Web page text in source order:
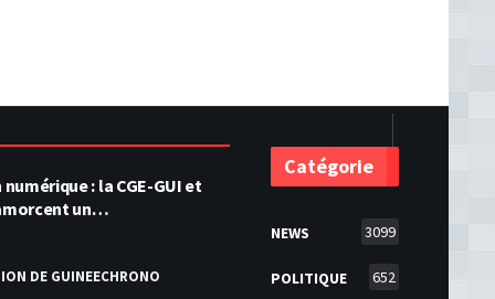
: la CGE-GUI et
un…
DE GUINEECHRONO
Catégorie
NEWS 3099
POLITIQUE 652